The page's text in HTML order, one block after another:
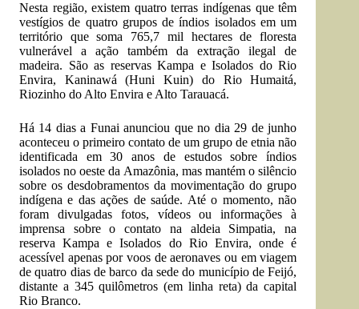
Nesta região, existem quatro terras indígenas que têm
vestígios de quatro grupos de índios isolados em um
território que soma 765,7 mil hectares de floresta
vulnerável a ação também da extração ilegal de
madeira. São as reservas Kampa e Isolados do Rio
Envira, Kaninawá (Huni Kuin) do Rio Humaitá,
Riozinho do Alto Envira e Alto Tarauacá.
Há 14 dias a Funai anunciou que no dia 29 de junho
aconteceu o primeiro contato de um grupo de etnia não
identificada em 30 anos de estudos sobre índios
isolados no oeste da Amazônia, mas mantém o silêncio
sobre os desdobramentos da movimentação do grupo
indígena e das ações de saúde. Até o momento, não
foram divulgadas fotos, vídeos ou informações à
imprensa sobre o contato na aldeia Simpatia, na
reserva Kampa e Isolados do Rio Envira, onde é
acessível apenas por voos de aeronaves ou em viagem
de quatro dias de barco da sede do município de Feijó,
distante a 345 quilômetros (em linha reta) da capital
Rio Branco.